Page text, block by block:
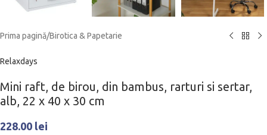
Prima pagină/Birotica & Papetarie
Relaxdays
Mini raft, de birou, din bambus, rarturi si sertar,
alb, 22 x 40 x 30 cm
228.00 lei